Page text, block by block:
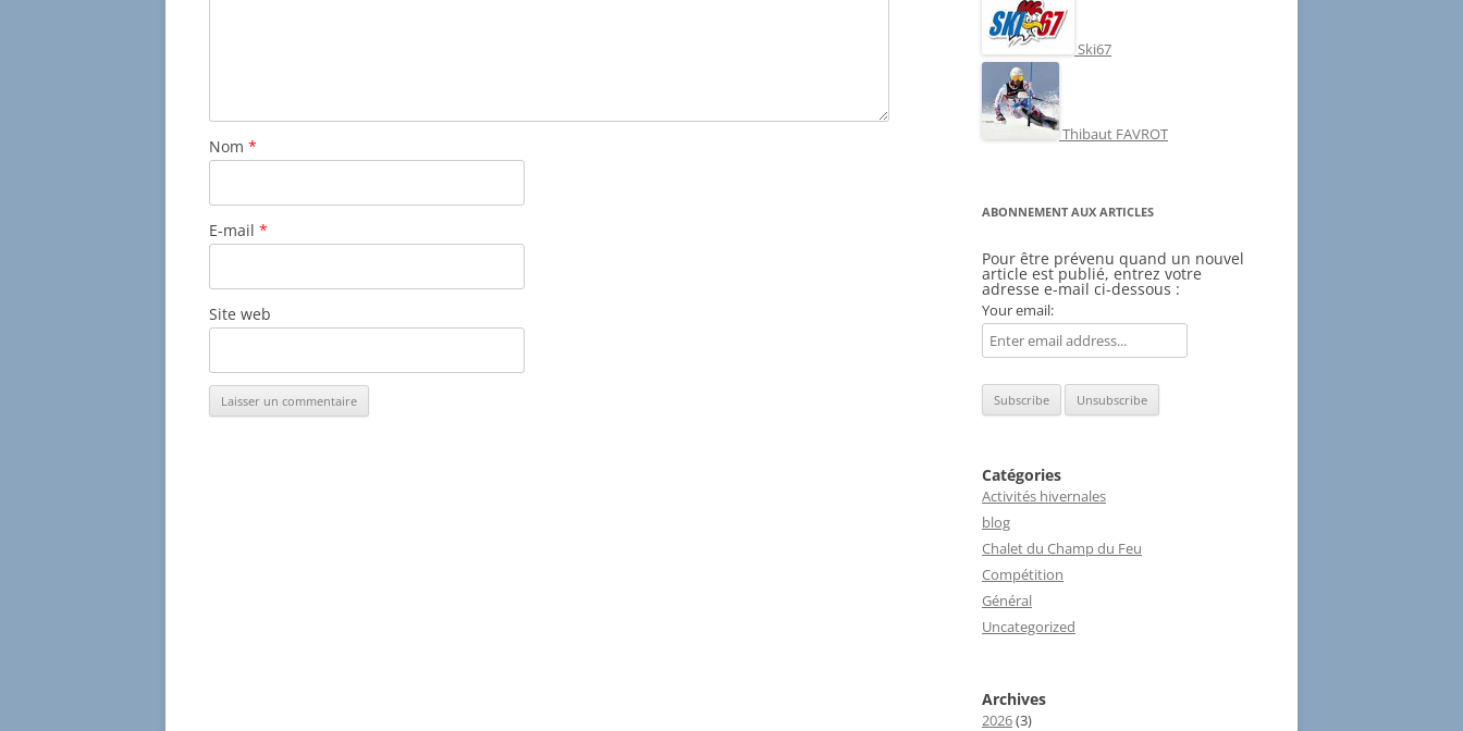
Nom *
E-mail *
Site web
Ski67
Thibaut FAVROT
ABONNEMENT AUX ARTICLES
Pour être prévenu quand un nouvel
article est publié, entrez votre
adresse e-mail ci-dessous :
Your email:
Catégories
Activités hivernales
blog
Chalet du Champ du Feu
Compétition
Général
Uncategorized
Archives
2026(3)